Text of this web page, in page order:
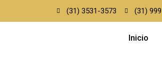
(31) 3531-3573 (31)
Inicio